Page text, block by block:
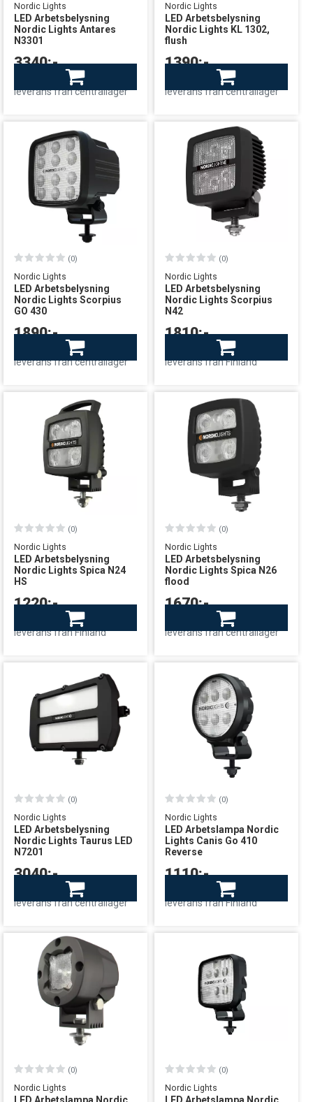
Nordic Lights
LED Arbetsbelysning
Nordic Lights Antares
N3301
3340:-
Beställningsvara
leverans från centrallager
Nordic Lights
LED Arbetsbelysning
Nordic Lights KL 1302,
flush
1390:-
leverans från centrallager
Nordic Lights
LED Arbetsbelysning
Nordic Lights Scorpius
GO 430
(0)
1890:-
leverans från centrallager
Nordic Lights
LED Arbetsbelysning
Nordic Lights Scorpius
N42
(0)
1810:-
I lager: Begränsat antal
leverans från Finland
Nordic Lights
LED Arbetsbelysning
Nordic Lights Spica N24
HS
(0)
1220:-
Beställningsvara
leverans från Finland
Nordic Lights
LED Arbetsbelysning
Nordic Lights Spica N26
flood
(0)
1670:-
Beställningsvara
leverans från centrallager
Nordic Lights
LED Arbetsbelysning
Nordic Lights Taurus LED
N7201
(0)
3040:-
Beställningsvara
leverans från centrallager
Nordic Lights
LED Arbetslampa Nordic
Lights Canis Go 410
Reverse
(0)
1110:-
leverans från Finland
Nordic Lights
(0)
Nordic Lights
(0)